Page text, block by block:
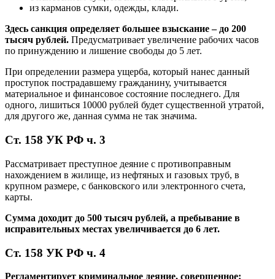
из карманов сумки, одежды, клади.
Здесь санкция определяет большее взыскание – до 200
тысяч рублей. Предусматривает увеличение рабочих часов
по принуждению и лишение свободы до 5 лет.
При определении размера ущерба, который нанес данный
проступок пострадавшему гражданину, учитывается
материальное и финансовое состояние последнего. Для
одного, лишиться 10000 рублей будет существенной утратой,
для другого же, данная сумма не так значима.
Ст. 158 УК РФ ч. 3
Рассматривает преступное деяние с противоправным
нахождением в жилище, из нефтяных и газовых труб, в
крупном размере, с банковского или электронного счета,
карты.
Сумма доходит до 500 тысяч рублей, а пребывание в
исправительных местах увеличивается до 6 лет.
Ст. 158 УК РФ ч. 4
Регламентирует криминальное деяние, совершенное: